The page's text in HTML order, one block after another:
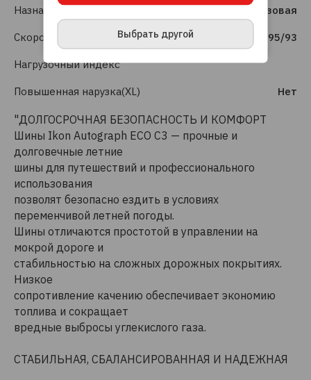
Назначение Легкогрузовая
Скоростной индекс 95/93
Нагрузочный индекс
Повышенная нарузка(XL) Нет
"ДОЛГОСРОЧНАЯ БЕЗОПАСНОСТЬ И КОМФОРТ
Шины Ikon Autograph ECO C3 — прочные и
долговечные летние
шины для путешествий и профессионального
использования
позволят безопасно ездить в условиях
переменчивой летней погоды.
Шины отличаются простотой в управлении на
мокрой дороге и
стабильностью на сложных дорожных покрытиях.
Низкое
сопротивление качению обеспечивает экономию
топлива и сокращает
вредные выбросы углекислого газа.
СТАБИЛЬНАЯ, СБАЛАНСИРОВАННАЯ И НАДЕЖНАЯ
Выбрать другой
ПРИНЯТЬ И ЗАКРЫТЬ